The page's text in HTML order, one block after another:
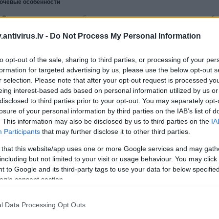
- Do Not Process My Personal Information
opt-out of the sale, sharing to third parties, or processing of your
for targeted advertising by us, please use the below opt-out
selection. Please note that after your opt-out request is processed
interest-based ads based on personal information utilized by us
to third parties prior to your opt-out. You may separately
of your personal information by third parties on the IAB’s list of
This information may also be disclosed by us to third parties on the
Participants that may further disclose it to other third parties.
that this website/app uses one or more Google services and may
but not limited to your visit or usage behaviour. You may
to Google and its third-party tags to use your data for below
consent section.
Data Processing Opt Outs
особенности
Сильная, надежная защитаБлагодаря сочетанию сигнатурных методов
облачных технологий, Kaspersky Endpoint Security для Mac обеспечивает
новых, еще неизвестных вредоносных программ.
Kaspersky Endpoint
уровень защиты, потребляя, по даннымKaspersky Lab, менее 1% ресурсов
реального времени.
Централизованное управлениеАдминистрирование Kaspersky Endpoint
Kaspersky Security Center — средства централизованного управления,
приложения, получать обновления, применять групповые задачи и
пользователей), генерировать подробные отчеты и т.д.
и эффективная защита
Наше удостоенное
усиленное технологиями проактивной защиты и облаком Kaspersky
вредоносных программ и других угроз информационной безопасности,
эпидемиям и сохранять корпоративную сеть и ценные данные в
Облачные технологии обнаружения угроз
Облачная сеть безопасности
данные о подозрительном поведении программ и обнаруженном
пользователей, которые дали согласие на сбор подобной информации.
реального времени реагировать на появление новых вредоносных